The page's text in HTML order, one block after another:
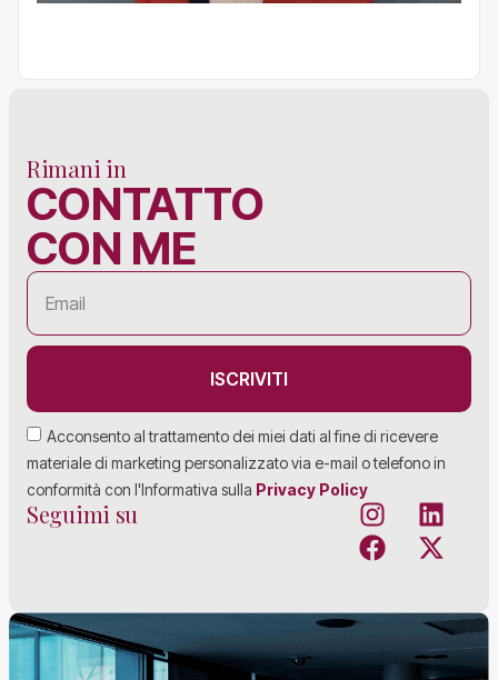
Rimani in
CONTATTO
CON ME
Acconsento al trattamento dei miei dati al fine di ricevere
materiale di marketing personalizzato via e-mail o telefono in
conformità con l'Informativa sulla Privacy Policy
ISCRIVITI
Seguimi su